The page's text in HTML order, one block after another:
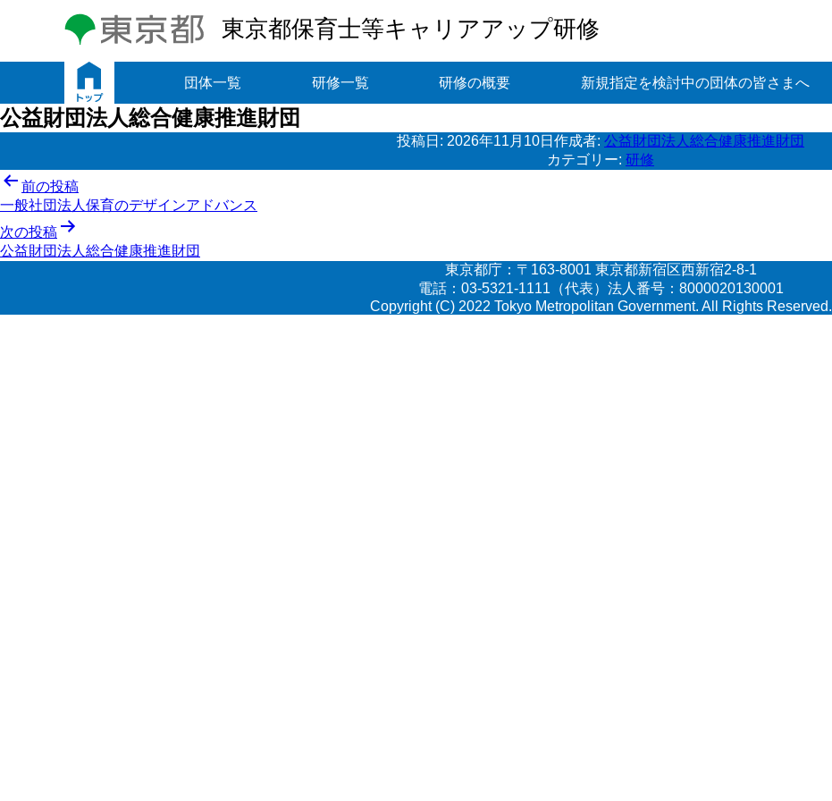
東京都保育士等キャリアアップ研修
団体一覧 研修一覧 研修の概要 新規指定を検討中の団体の皆さまへ
公益財団法人総合健康推進財団
投稿日: 2026年11月10日 作成者: 公益財団法人総合健康推進財団
カテゴリー: 研修
投
稿
ナ
ビ
前の投稿
一般社団法人保育のデザインアドバンス
次の投稿
公益財団法人総合健康推進財団
東京都庁：〒163-8001 東京都新宿区西新宿2-8-1
電話：03-5321-1111（代表）法人番号：8000020130001
Copyright (C) 2022 Tokyo Metropolitan Government. All Rights Reserved.